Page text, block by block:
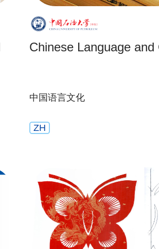
Chinese Language and
中国语言文化
ZH